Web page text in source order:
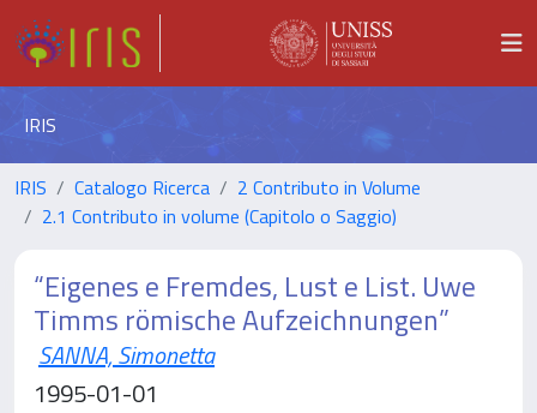
IRIS
IRIS Catalogo Ricerca
2 Contributo in Volume
2.1 Contributo in volume (Capitolo o Saggio)
“Eigenes e Fremdes, Lust e List. Uwe
Timms römische Aufzeichnungen”
SANNA, Simonetta
1995-01-01